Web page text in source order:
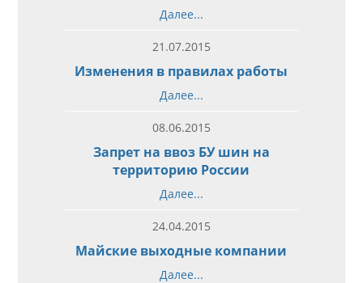
Далее...
21.07.2015
Изменения в правилах работы
Далее...
08.06.2015
Запрет на ввоз БУ шин на
территорию России
Далее...
24.04.2015
Майские выходные компании
Далее...